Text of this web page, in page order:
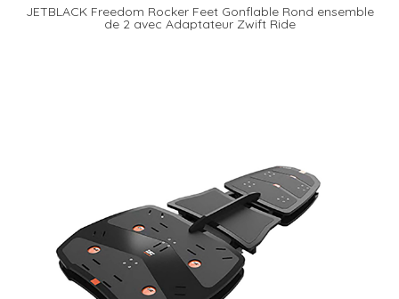
JETBLACK Freedom Rocker Feet Gonflable Rond ensemble
de 2 avec Adaptateur Zwift Ride